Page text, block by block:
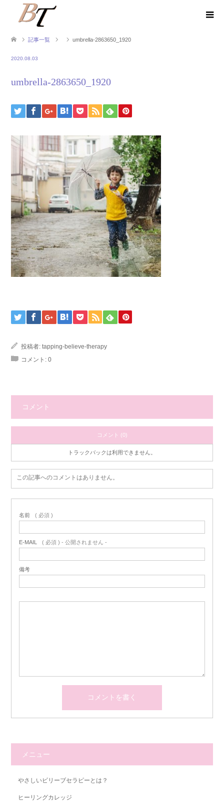
記事一覧 umbrella-2863650_1920
2020.08.03
umbrella-2863650_1920
投稿者: tapping-believe-therapy
コメント: 0
コメント
コメント (0)
トラックバックは利用できません。
この記事へのコメントはありません。
名前 ( 必須 )
E-MAIL ( 必須 ) - 公開されません -
備考
メニュー
やさしいビリーブセラピーとは？
ヒーリングカレッジ